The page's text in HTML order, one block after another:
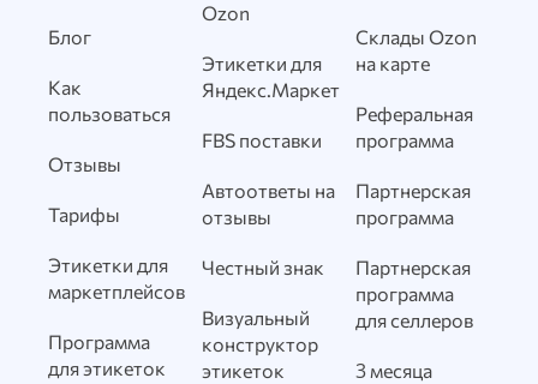
Блог
Как
пользоваться
Отзывы
Тарифы
Этикетки для
маркетплейсов
Программа
для этикеток
Ozon
Этикетки для
Яндекс.Маркет
FBS поставки
Автоответы на
отзывы
Честный знак
Визуальный
конструктор
этикеток
Склады Ozon
на карте
Реферальная
программа
Партнерская
программа
Партнерская
программа
для селлеров
3 месяца